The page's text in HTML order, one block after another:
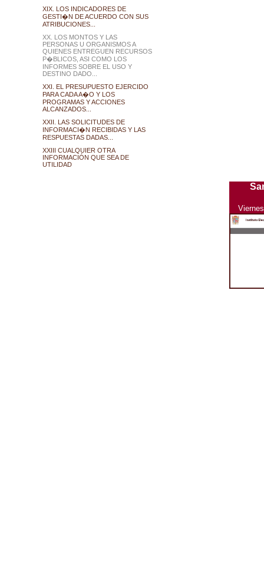
XIX. LOS INDICADORES DE
GESTI�N DE ACUERDO CON SUS
ATRIBUCIONES...
XX. LOS MONTOS Y LAS
PERSONAS U ORGANISMOS A
QUIENES ENTREGUEN RECURSOS
P�BLICOS, ASI COMO LOS
INFORMES SOBRE EL USO Y
DESTINO DADO...
XXI. EL PRESUPUESTO EJERCIDO
PARA CADA A�O Y LOS
PROGRAMAS Y ACCIONES
ALCANZADOS...
XXII. LAS SOLICITUDES DE
INFORMACI�N RECIBIDAS Y LAS
RESPUESTAS DADAS...
XXIII CUALQUIER OTRA
INFORMACIÓN QUE SEA DE
UTILIDAD